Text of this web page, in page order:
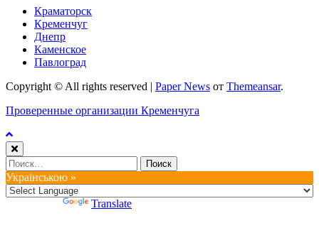
Краматорск
Кременчуг
Днепр
Каменское
Павлоград
Copyright © All rights reserved | Paper News от Themeansar.
Проверенные организации Кременчуга
Найти:
Українською »
Translate